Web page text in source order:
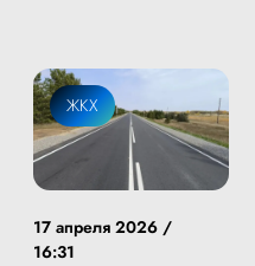
ЖКХ
17 апреля 2026 /
16:31